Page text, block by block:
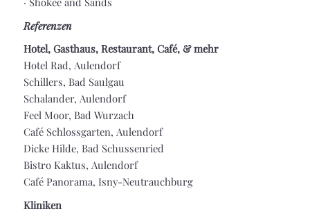
Referenzen
Hotel, Gasthaus, Restaurant, Café, & mehr
Hotel Rad, Aulendorf
Schillers, Bad Saulgau
Schalander, Aulendorf
Feel Moor, Bad Wurzach
Café Schlossgarten, Aulendorf
Dicke Hilde, Bad Schussenried
Bistro Kaktus, Aulendorf
Café Panorama, Isny-Neutrauchburg
Kliniken